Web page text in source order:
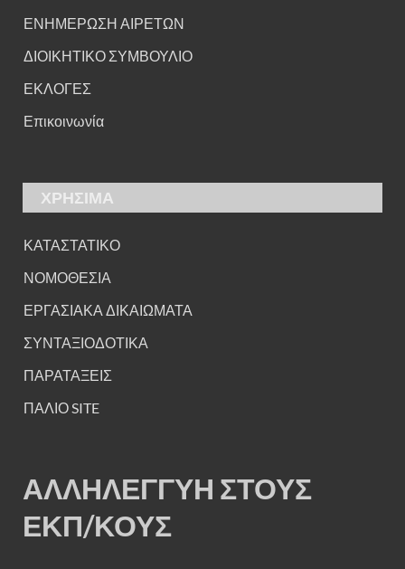
ΕΝΗΜΕΡΩΣΗ ΑΙΡΕΤΩΝ
ΔΙΟΙΚΗΤΙΚΟ ΣΥΜΒΟΥΛΙΟ
ΕΚΛΟΓΕΣ
Επικοινωνία
ΧΡΗΣΙΜΑ
ΚΑΤΑΣΤΑΤΙΚΟ
ΝΟΜΟΘΕΣΙΑ
ΕΡΓΑΣΙΑΚΑ ΔΙΚΑΙΩΜΑΤΑ
ΣΥΝΤΑΞΙΟΔΟΤΙΚΑ
ΠΑΡΑΤΑΞΕΙΣ
ΠΑΛΙΟ SITE
ΑΛΛΗΛΕΓΓΥΗ ΣΤΟΥΣ
ΕΚΠ/ΚΟΥΣ